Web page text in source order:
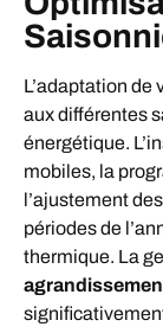
L’adaptation de
aux différentes
énergétique.
mobiles, la
l’ajustement
périodes de
thermique. La